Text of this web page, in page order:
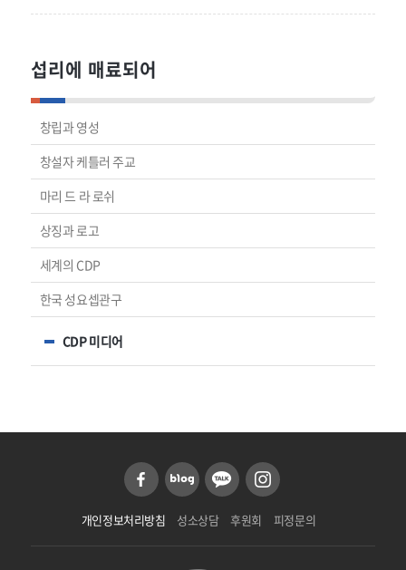
섭리에 매료되어
창립과 영성
창설자 케틀러 주교
마리 드 라 로쉬
상징과 로고
세계의 CDP
한국 성요셉관구
CDP 미디어
개인정보처리방침 성소상담 후원회 피정문의